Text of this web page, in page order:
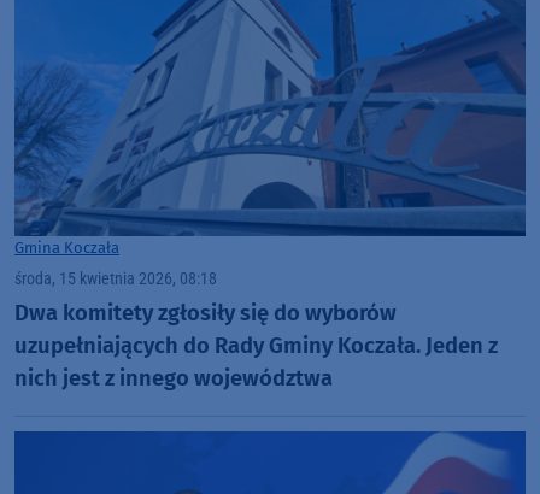
Gmina Koczała
środa, 15 kwietnia 2026, 08:18
Dwa komitety zgłosiły się do wyborów
uzupełniających do Rady Gminy Koczała. Jeden z
nich jest z innego województwa